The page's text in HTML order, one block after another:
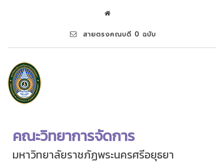
สายตรงคณบดี 0 ฉบับ
คณะวิทยาการจัดการ
มหาวิทยาลัยราชภัฏพระนครศรีอยุธยา